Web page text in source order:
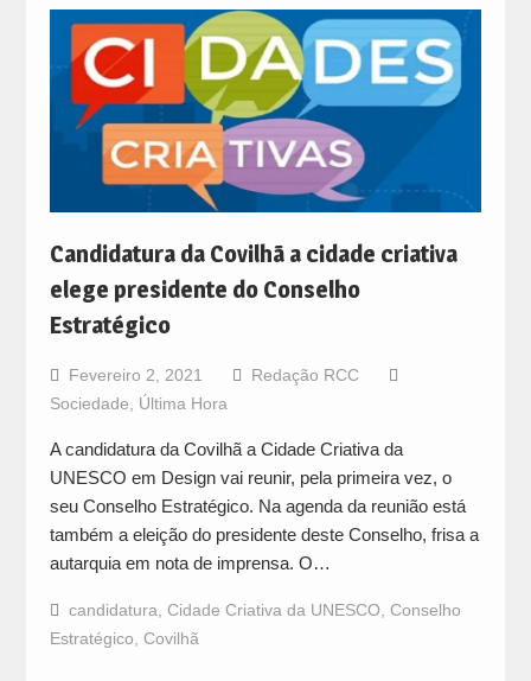
Candidatura da Covilhã a cidade criativa
elege presidente do Conselho
Estratégico
Fevereiro 2, 2021
Redação RCC
Sociedade
Última Hora
A candidatura da Covilhã a Cidade Criativa da
UNESCO em Design vai reunir, pela primeira vez, o
seu Conselho Estratégico. Na agenda da reunião está
também a eleição do presidente deste Conselho, frisa a
autarquia em nota de imprensa. O…
candidatura Cidade Criativa da UNESCO Conselho
Estratégico Covilhã